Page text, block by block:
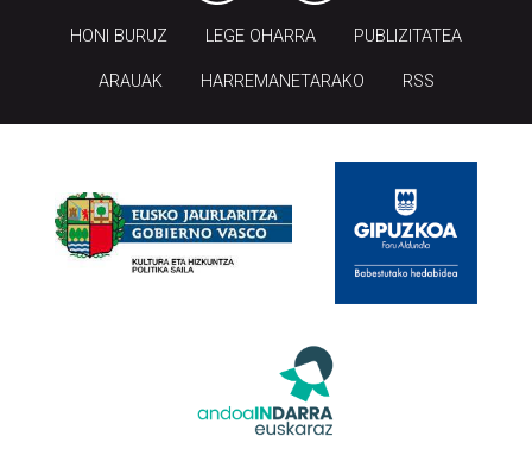
HONI BURUZ LEGE OHARRA PUBLIZITATEA
ARAUAK HARREMANETARAKO RSS